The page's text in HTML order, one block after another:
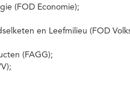
(FOD Economie);
en Leefmilieu (FOD
(FAGG);